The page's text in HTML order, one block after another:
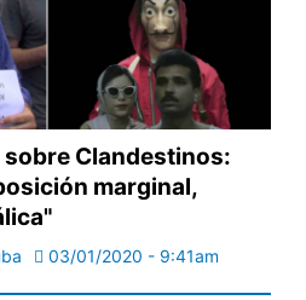
Clandestinos:
marginal,
03/01/2020 - 9:41am